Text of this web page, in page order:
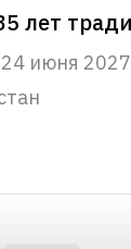
июня 2027